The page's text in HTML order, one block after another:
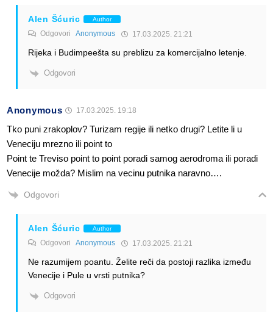
Alen Šćuric Author
Odgovori Anonymous 17.03.2025. 21:21
Rijeka i Budimpeešta su preblizu za komercijalno letenje.
Odgovori
Anonymous 17.03.2025. 19:18
Tko puni zrakoplov? Turizam regije ili netko drugi? Letite li u
Veneciju mrezno ili point to
Point te Treviso point to point poradi samog aerodroma ili poradi
Venecije možda? Mislim na vecinu putnika naravno….
Odgovori
Alen Šćuric Author
Odgovori Anonymous 17.03.2025. 21:21
Ne razumijem poantu. Želite reči da postoji razlika između
Venecije i Pule u vrsti putnika?
Odgovori